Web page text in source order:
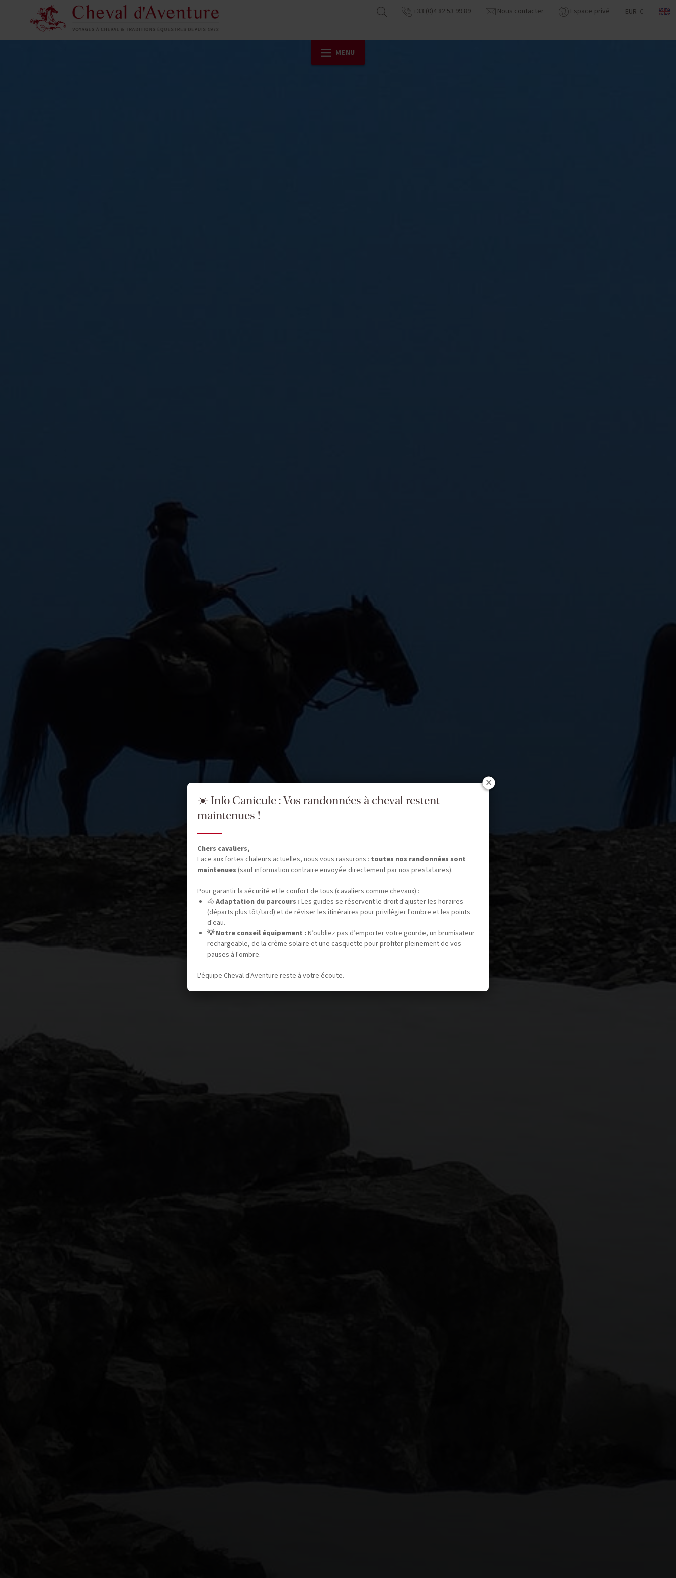
+33 (0)4 82 53 99 89 Nous contacter Espace privé EUR €
MENU
☀️ Info Canicule : Vos randonnées à cheval restent
maintenues !
Chers cavaliers,
Face aux fortes chaleurs actuelles, nous vous rassurons : toutes nos randonnées sont
maintenues (sauf information contraire envoyée directement par nos prestataires).
Pour garantir la sécurité et le confort de tous (cavaliers comme chevaux) :
🐴 Adaptation du parcours :Les guides se réservent le droit d'ajuster les horaires
(départs plus tôt/tard) et de réviser les itinéraires pour privilégier l'ombre et les points
d'eau.
💡 Notre conseil équipement :N’oubliez pas d’emporter votre gourde, un brumisateur
rechargeable, de la crème solaire et une casquette pour profiter pleinement de vos
pauses à l'ombre.
L'équipe Cheval d'Aventure reste à votre écoute.